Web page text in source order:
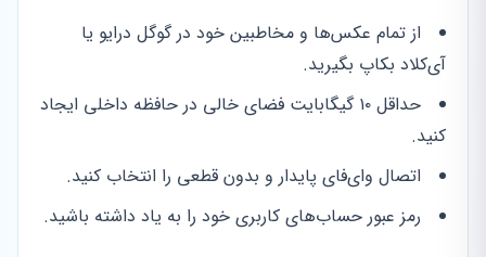
از تمام عکس‌ها و مخاطبین خود در گوگل درایو یا
آی‌کلاد بکاپ بگیرید.
حداقل ۱۰ گیگابایت فضای خالی در حافظه داخلی ایجاد
کنید.
اتصال وای‌فای پایدار و بدون قطعی را انتخاب کنید.
رمز عبور حساب‌های کاربری خود را به یاد داشته باشید.